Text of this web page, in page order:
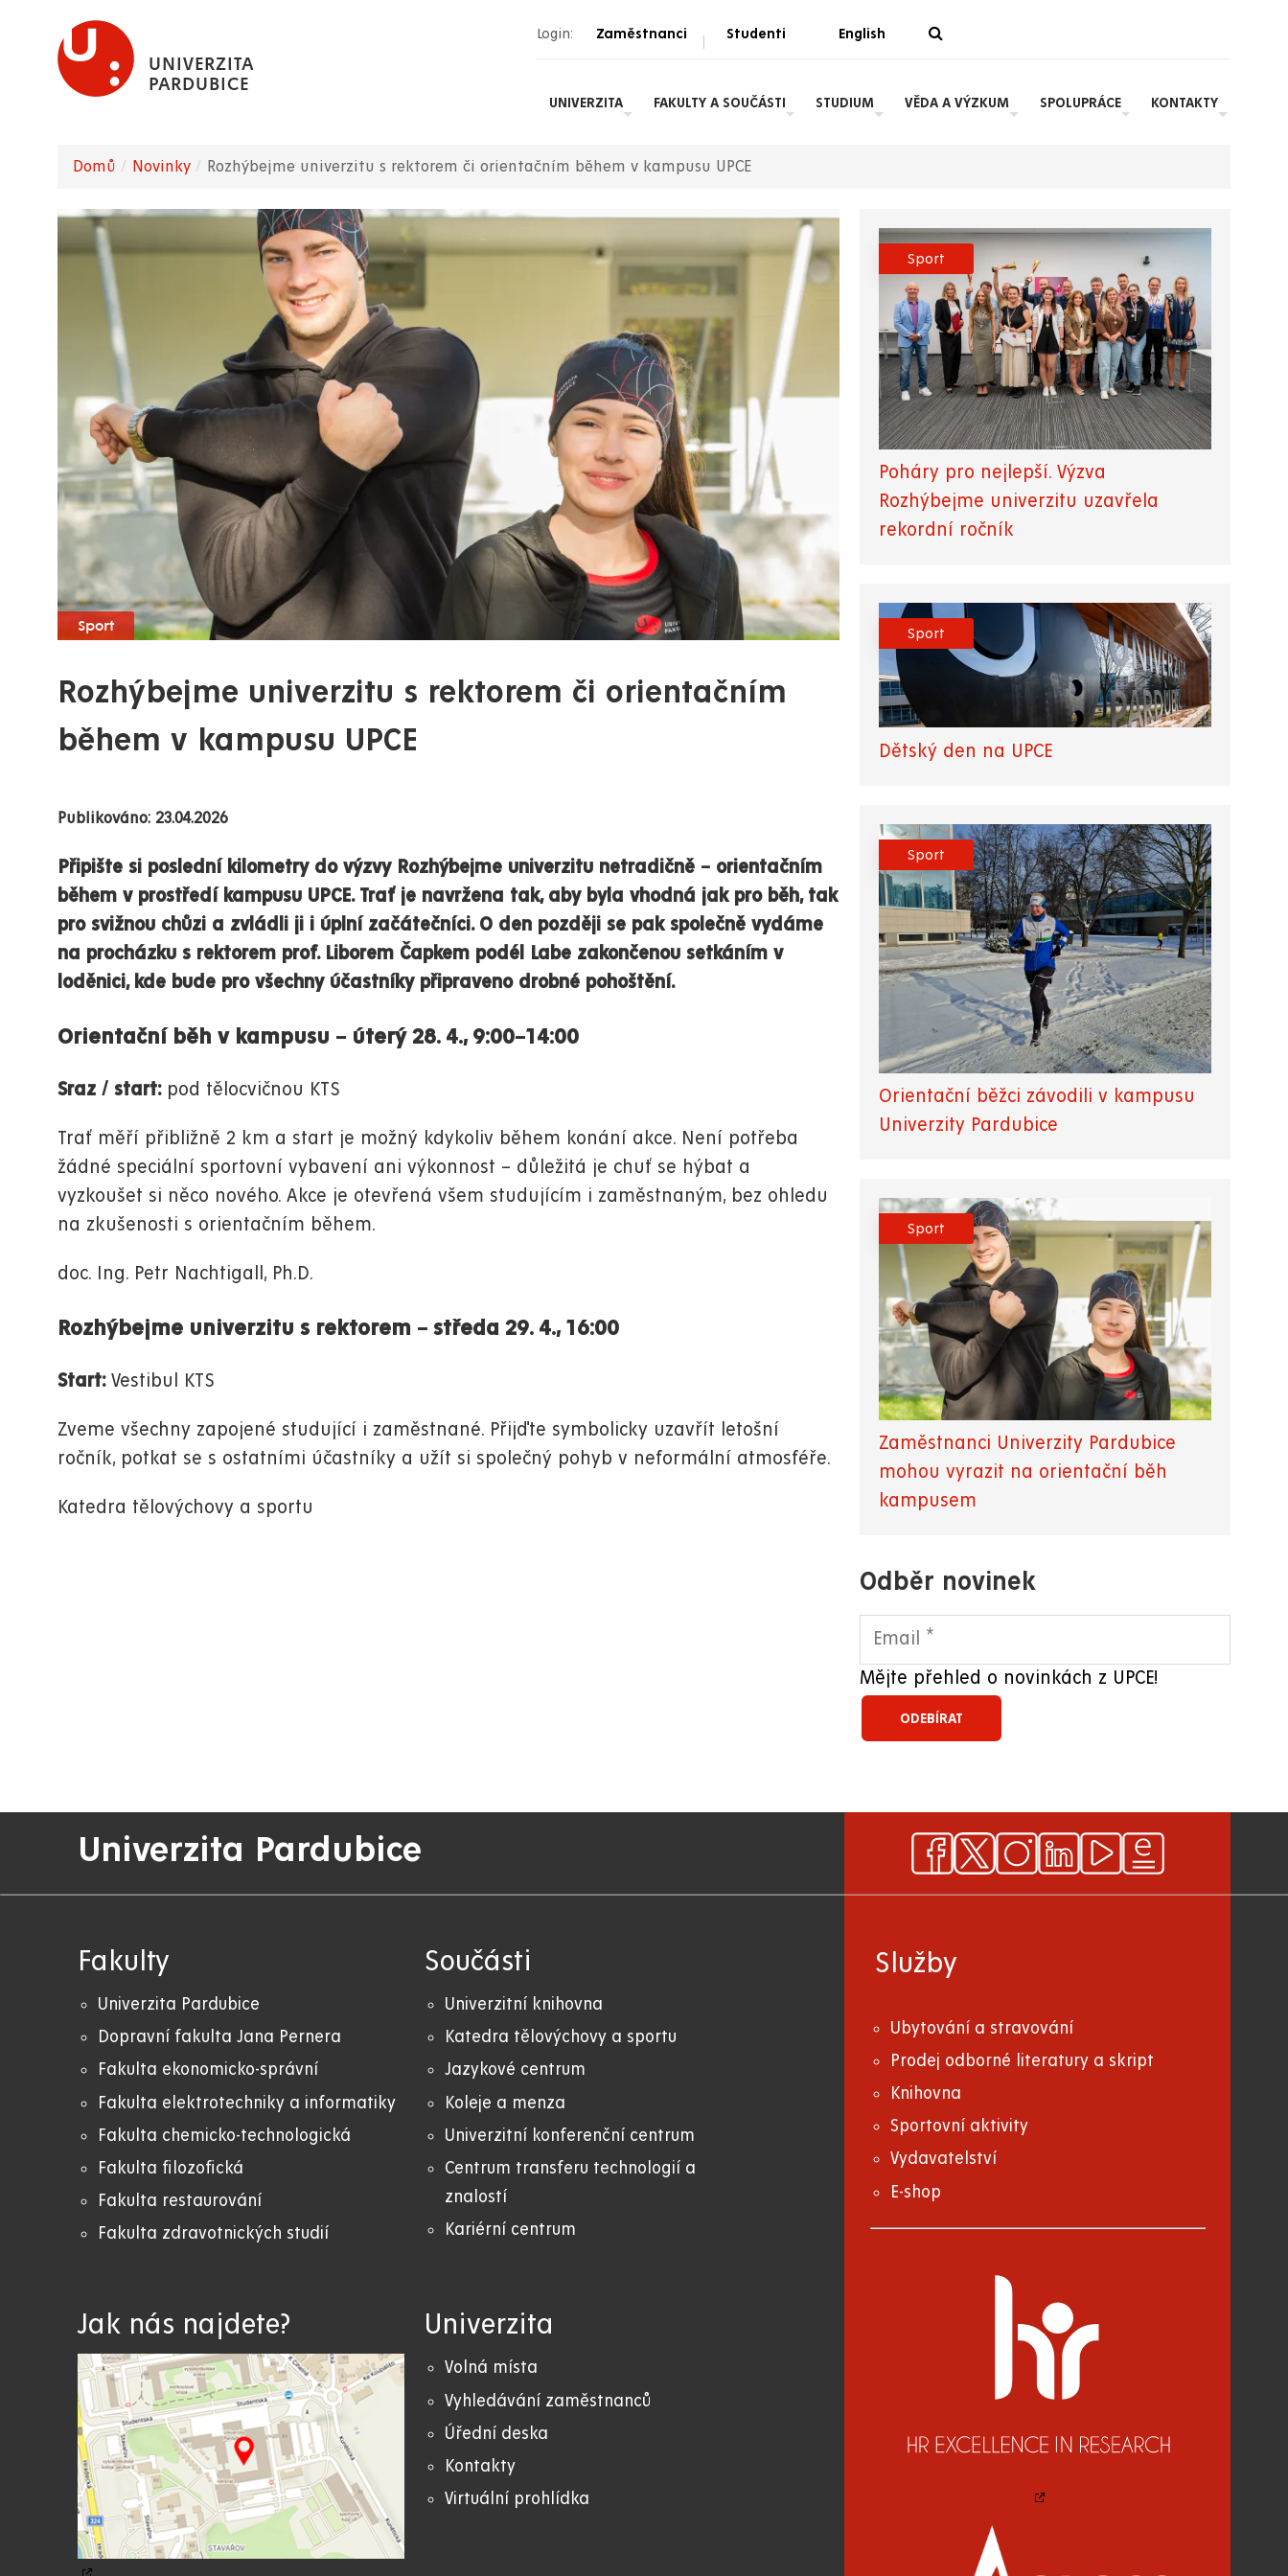
hlavnímu
UNIVERZITA
PARDUBICE
Login: Zaměstnanci | Studenti English
UNIVERZITA FAKULTY A SOUČÁSTI STUDIUM VĚDA A VÝZKUM SPOLUPRÁCE KONTAKTY
navigace
Domů Novinky Rozhýbejme univerzitu s rektorem či orientačním během v kampusu UPCE
Sport
Rozhýbejme univerzitu s rektorem či orientačním
během v kampusu UPCE
Publikováno: 23.04.2026
Připište si poslední kilometry do výzvy Rozhýbejme univerzitu netradičně – orientačním
během v prostředí kampusu UPCE. Trať je navržena tak, aby byla vhodná jak pro běh, tak
pro svižnou chůzi a zvládli ji i úplní začátečníci.O den později se pak společně vydáme
na procházku s rektorem prof. Liborem Čapkem podél Labe zakončenou setkáním v
loděnici, kde bude pro všechny účastníky připraveno drobné pohoštění.
Orientační běh v kampusu – úterý 28. 4., 9:00–14:00
Sraz / start: pod tělocvičnou KTS
Trať měří přibližně 2 km a start je možný kdykoliv během konání akce. Není potřeba
žádné speciální sportovní vybavení ani výkonnost – důležitá je chuť se hýbat a
vyzkoušet si něco nového. Akce je otevřená všem studujícím i zaměstnaným, bez ohledu
na zkušenosti s orientačním během.
doc. Ing. Petr Nachtigall, Ph.D.
Rozhýbejme univerzitu s rektorem – středa 29. 4., 16:00
Start: Vestibul KTS
Zveme všechny zapojené studující i zaměstnané. Přijďte symbolicky uzavřít letošní
ročník, potkat se s ostatními účastníky a užít si společný pohyb v neformální atmosféře.
Katedra tělovýchovy a sportu
Sport
Poháry pro nejlepší. Výzva
Rozhýbejme univerzitu uzavřela
rekordní ročník
Sport
Dětský den na UPCE
Sport
Orientační běžci závodili v kampusu
Univerzity Pardubice
Sport
Zaměstnanci Univerzity Pardubice
mohou vyrazit na orientační běh
kampusem
Odběr novinek
Mějte přehled o novinkách z UPCE!
Univerzita Pardubice
Fakulty
Univerzita Pardubice
Dopravní fakulta Jana Pernera
Fakulta ekonomicko-správní
Fakulta elektrotechniky a informatiky
Fakulta chemicko-technologická
Fakulta filozofická
Fakulta restaurování
Fakulta zdravotnických studií
Součásti
Univerzitní knihovna
Katedra tělovýchovy a sportu
Jazykové centrum
Koleje a menza
Univerzitní konferenční centrum
Centrum transferu technologií a
znalostí
Kariérní centrum
Jak nás najdete? Univerzita
Volná místa
Vyhledávání zaměstnanců
Úřední deska
Kontakty
Virtuální prohlídka
Služby
Ubytování a stravování
Prodej odborné literatury a skript
Knihovna
Sportovní aktivity
Vydavatelství
E-shop